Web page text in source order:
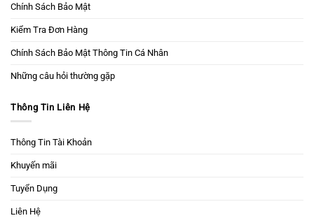
Chính Sách Bảo Mật
Kiểm Tra Đơn Hàng
Chính Sách Bảo Mật Thông Tin Cá Nhân
Những câu hỏi thường gặp
Thông Tin Liên Hệ
Thông Tin Tài Khoản
Khuyến mãi
Tuyển Dụng
Liên Hệ